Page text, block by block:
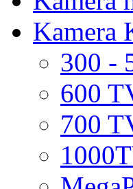
Kamera
300 -
600
700